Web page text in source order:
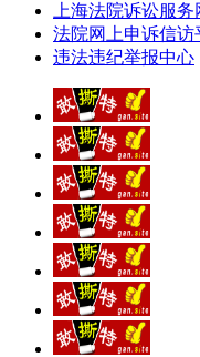
上海法院诉讼服务
法院网上申诉信访
违法违纪举报中心